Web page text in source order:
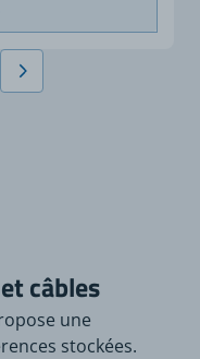
câbles
une
stockées.